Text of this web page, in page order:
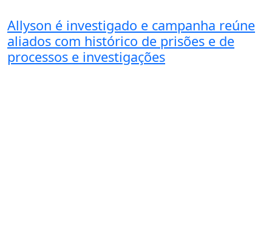
Allyson é investigado e campanha reúne
aliados com histórico de prisões e de
processos e investigações